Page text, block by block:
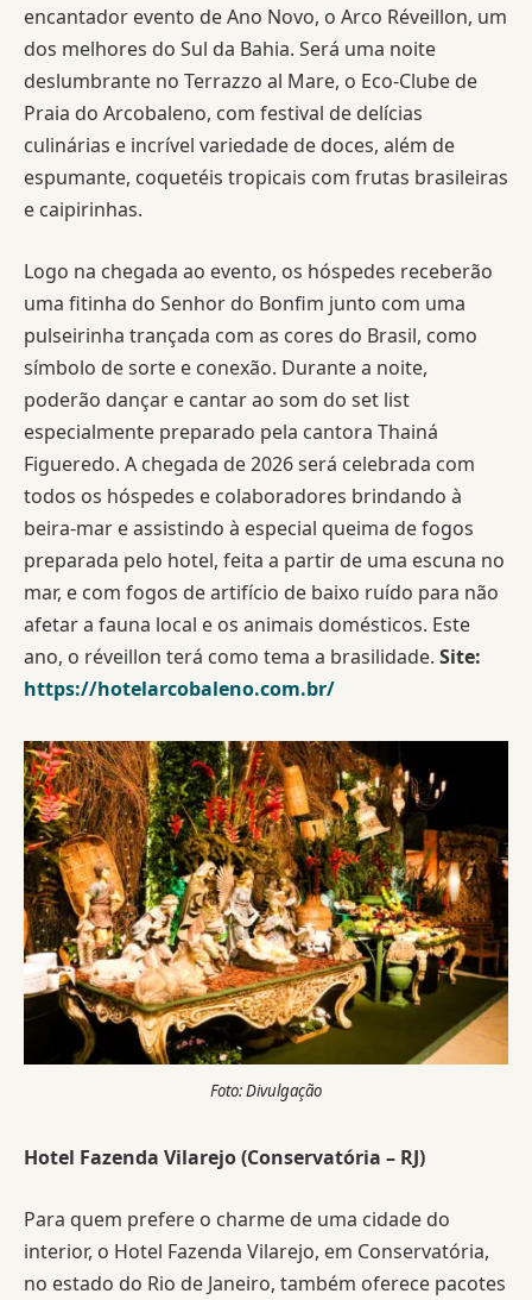
encantador evento de Ano Novo, o Arco Réveillon, um
dos melhores do Sul da Bahia. Será uma noite
deslumbrante no Terrazzo al Mare, o Eco-Clube de
Praia do Arcobaleno, com festival de delícias
culinárias e incrível variedade de doces, além de
espumante, coquetéis tropicais com frutas brasileiras
e caipirinhas.
Logo na chegada ao evento, os hóspedes receberão
uma fitinha do Senhor do Bonfim junto com uma
pulseirinha trançada com as cores do Brasil, como
símbolo de sorte e conexão. Durante a noite,
poderão dançar e cantar ao som do set list
especialmente preparado pela cantora Thainá
Figueredo. A chegada de 2026 será celebrada com
todos os hóspedes e colaboradores brindando à
beira-mar e assistindo à especial queima de fogos
preparada pelo hotel, feita a partir de uma escuna no
mar, e com fogos de artifício de baixo ruído para não
afetar a fauna local e os animais domésticos. Este
ano, o réveillon terá como tema a brasilidade. Site:
https://hotelarcobaleno.com.br/
Foto: Divulgação
Hotel Fazenda Vilarejo (Conservatória – RJ)
Para quem prefere o charme de uma cidade do
interior, o Hotel Fazenda Vilarejo, em Conservatória,
no estado do Rio de Janeiro, também oferece pacotes